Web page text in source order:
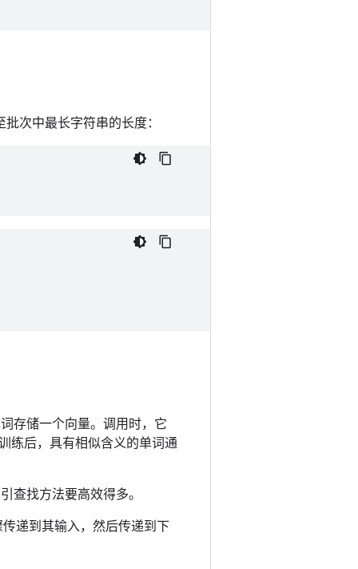
次中最长字符串的长度：
存储一个向量。调用时，它
练后，具有相似含义的单词通
查找方法要高效得多。
递到其输入，然后传递到下